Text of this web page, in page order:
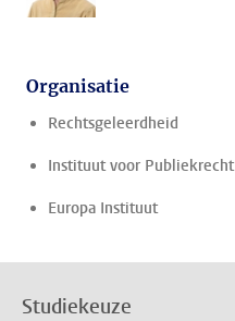
Organisatie
Rechtsgeleerdheid
Instituut voor Publiekrecht
Europa Instituut
Studiekeuze